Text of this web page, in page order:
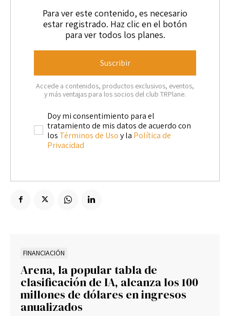
Para ver este contenido, es necesario
estar registrado. Haz clic en el botón
para ver todos los planes.
Suscribir
Accede a contenidos, productos exclusivos, eventos,
y más ventajas para los socios del club TRPlane.
Doy mi consentimiento para el
tratamiento de mis datos de acuerdo con
los Términos de Usoy la Política de
Privacidad
FINANCIACIÓN
Arena, la popular tabla de
clasificación de IA, alcanza los 100
millones de dólares en ingresos
anualizados